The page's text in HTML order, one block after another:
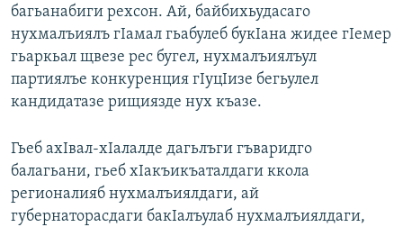
багьанабиги рехсон. Ай, байбихьудасаго
нухмалъиялъ гIамал гьабулеб букIана жидее гIемер
гьаркьал щвезе рес бугел, нухмалъиялъул
партиялъе конкуренция гIуцIизе бегьулел
кандидатазе рищиязде нух къазе.
Гьеб ахIвал-хIалалде дагьлъги гъваридго
балагьани, гьеб хIакъикъаталдаги ккола
регионалияб нухмалъиялдаги, ай
губернаторасдаги бакIалъулаб нухмалъиялдаги,